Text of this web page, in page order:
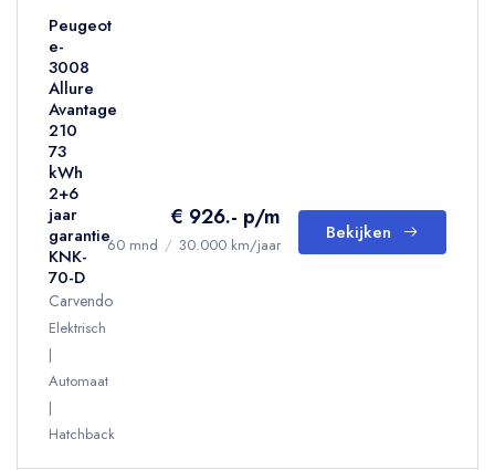
Peugeot
e-
3008
Allure
Avantage
210
73
kWh
2+6
jaar
garantie
KNK-
70-D
Carvendo
Elektrisch
Automaat
Hatchback
€ 926.- p/m
60 mnd / 30.000 km/jaar
Bekijken